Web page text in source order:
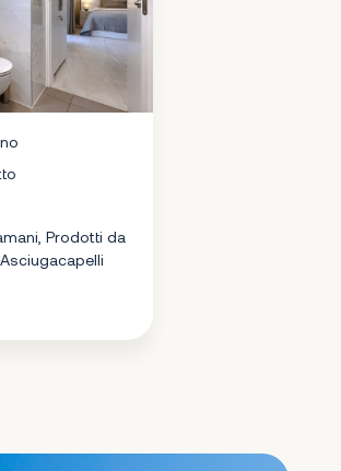
Prodotti da